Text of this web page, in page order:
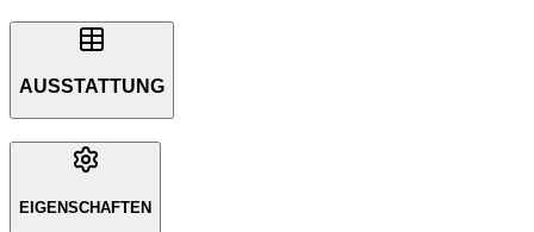
AUSSTATTUNG
EIGENSCHAFTEN